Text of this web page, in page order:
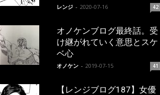
レンジ - 2020-07-16 42
オノケンブログ最終話。受
け継がれていく意思とスケ
ベ心
オノケン - 2019-07-15 41
【レンジブログ187】女優